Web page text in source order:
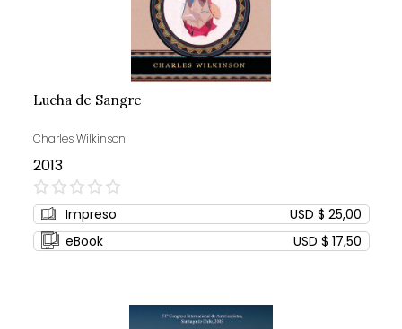
Lucha de Sangre
Charles Wilkinson
2013
0%
Impreso
USD $ 25,00
eBook
USD $ 17,50